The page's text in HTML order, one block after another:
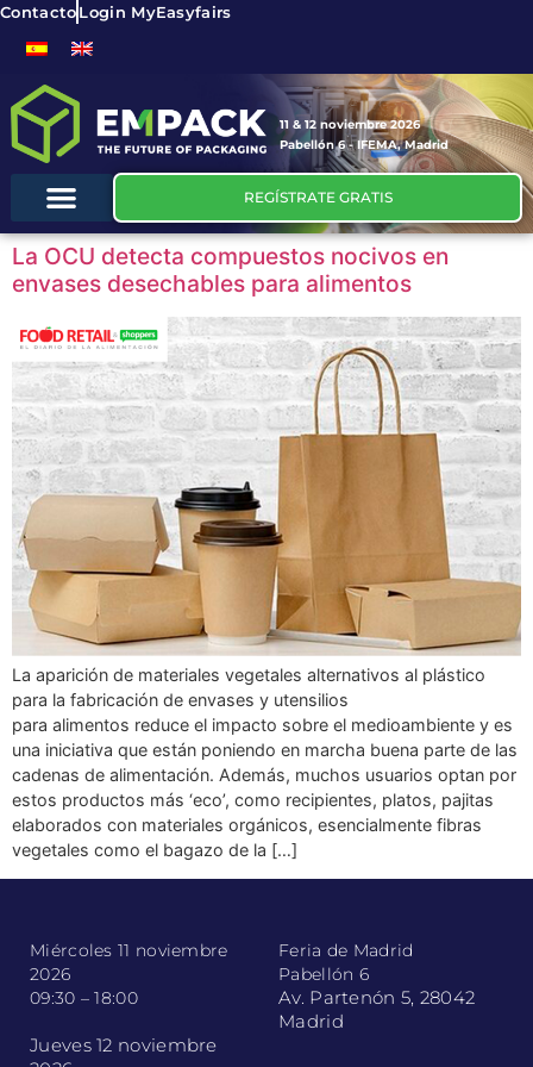
ContactoLogin MyEasyfairs
11 & 12 noviembre 2026
Pabellón 6 - IFEMA, Madrid
REGÍSTRATE GRATIS
La OCU detecta compuestos nocivos en
envases desechables para alimentos
La aparición de materiales vegetales alternativos al plástico
para la fabricación de envases y utensilios
para alimentos reduce el impacto sobre el medioambiente y es
una iniciativa que están poniendo en marcha buena parte de las
cadenas de alimentación. Además, muchos usuarios optan por
estos productos más ‘eco’, como recipientes, platos, pajitas
elaborados con materiales orgánicos, esencialmente fibras
vegetales como el bagazo de la […]
Miércoles 11 noviembre
2026
09:30 – 18:00
Jueves 12 noviembre
Feria de Madrid
Pabellón 6
Av. Partenón 5, 28042
Madrid